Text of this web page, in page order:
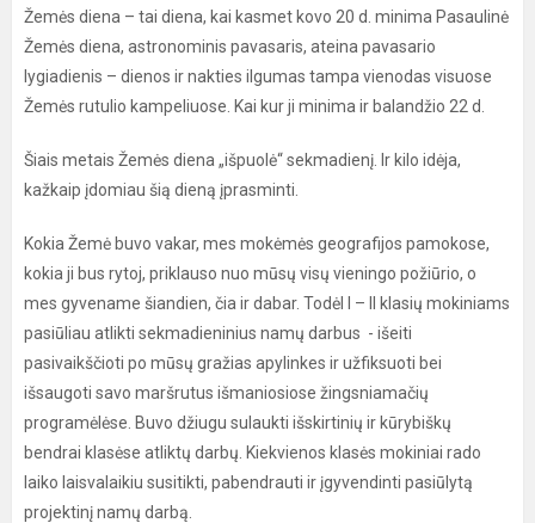
Žemės diena – tai diena, kai kasmet kovo 20 d. minima Pasaulinė
Žemės diena, astronominis pavasaris, ateina pavasario
lygiadienis – dienos ir nakties ilgumas tampa vienodas visuose
Žemės rutulio kampeliuose. Kai kur ji minima ir balandžio 22 d.
Šiais metais Žemės diena „išpuolė“ sekmadienį. Ir kilo idėja,
kažkaip įdomiau šią dieną įprasminti.
Kokia Žemė buvo vakar, mes mokėmės geografijos pamokose,
kokia ji bus rytoj, priklauso nuo mūsų visų vieningo požiūrio, o
mes gyvename šiandien, čia ir dabar. Todėl I – II klasių mokiniams
pasiūliau atlikti sekmadieninius namų darbus - išeiti
pasivaikščioti po mūsų gražias apylinkes ir užfiksuoti bei
išsaugoti savo maršrutus išmaniosiose žingsniamačių
programėlėse. Buvo džiugu sulaukti išskirtinių ir kūrybiškų
bendrai klasėse atliktų darbų. Kiekvienos klasės mokiniai rado
laiko laisvalaikiu susitikti, pabendrauti ir įgyvendinti pasiūlytą
projektinį namų darbą.